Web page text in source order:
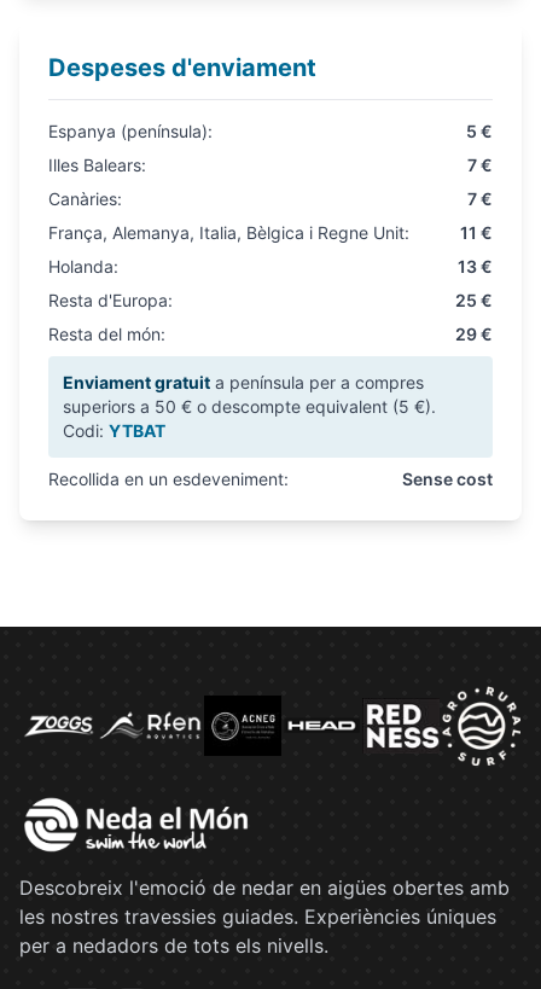
Despeses d'enviament
Espanya (península):
5 €
Illes Balears:
7 €
Canàries:
7 €
França, Alemanya, Italia, Bèlgica i Regne Unit:
11 €
Holanda:
13 €
Resta d'Europa:
25 €
Resta del món:
29 €
Enviament gratuit a península per a compres
superiors a 50 € o descompte equivalent (5 €).
Codi: YTBAT
Recollida en un esdeveniment: Sense cost
Descobreix l'emoció de nedar en aigües obertes amb
les nostres travessies guiades. Experiències úniques
per a nedadors de tots els nivells.